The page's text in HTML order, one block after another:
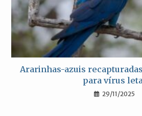
Ararinhas-azuis
para vírus
29/11/2025